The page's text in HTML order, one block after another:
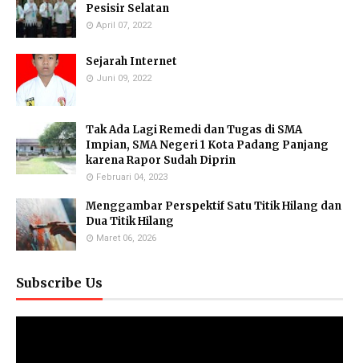
Pesisir Selatan
April 07, 2022
Sejarah Internet
Juni 09, 2022
Tak Ada Lagi Remedi dan Tugas di SMA
Impian, SMA Negeri 1 Kota Padang Panjang
karena Rapor Sudah Diprin
Februari 04, 2023
Menggambar Perspektif Satu Titik Hilang dan
Dua Titik Hilang
Maret 06, 2026
Subscribe Us